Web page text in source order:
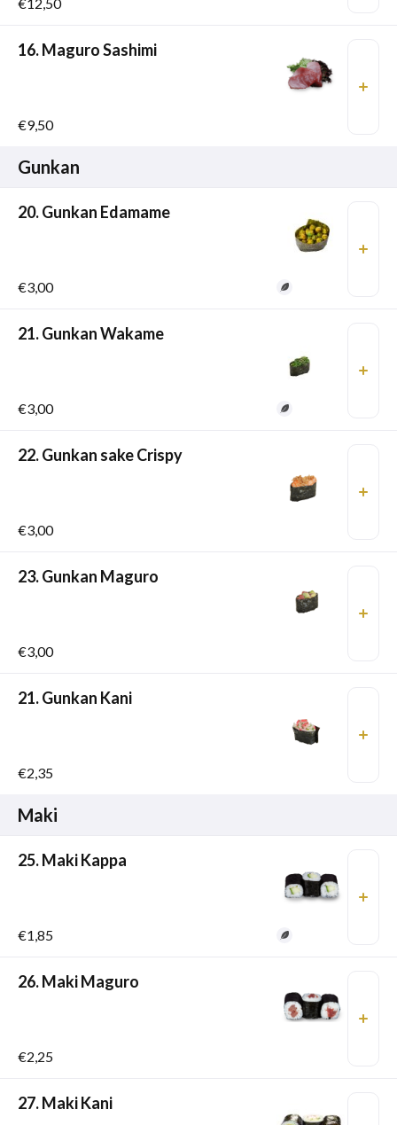
16. Maguro Sashimi
€9,50
Gunkan
20. Gunkan Edamame
€3,00
21. Gunkan Wakame
€3,00
22. Gunkan sake Crispy
€3,00
23. Gunkan Maguro
€3,00
21. Gunkan Kani
€2,35
Maki
25. Maki Kappa
€1,85
26. Maki Maguro
€2,25
27. Maki Kani